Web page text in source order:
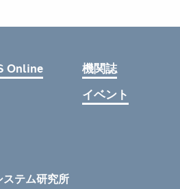
Online
機関誌
イベント
テム研究所